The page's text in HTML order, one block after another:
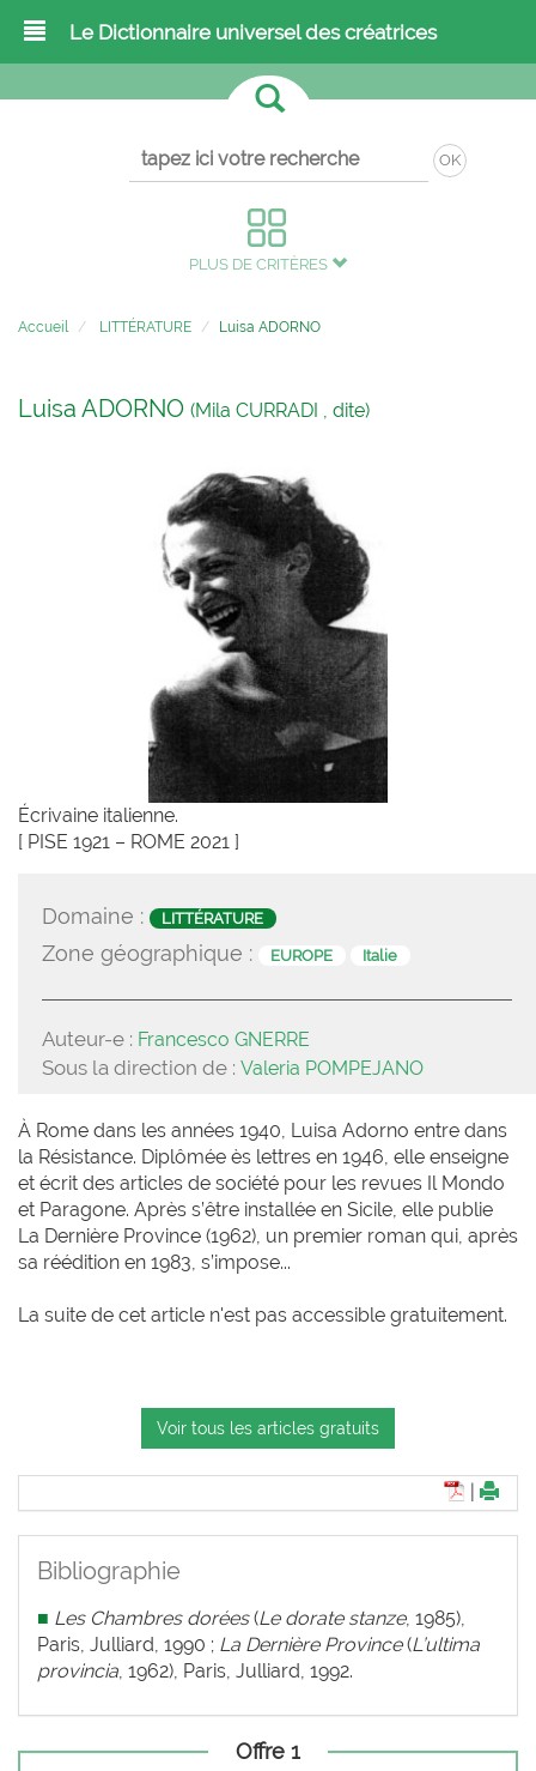
Le Dictionnaire universel des créatrices
OK
PLUS DE CRITÈRES
Accueil LITTÉRATURE Luisa ADORNO
Luisa ADORNO (Mila CURRADI , dite)
Écrivaine italienne.
[ PISE 1921 – ROME 2021 ]
Domaine : LITTÉRATURE
Zone géographique : EUROPE Italie
Auteur-e : Francesco GNERRE
Sous la direction de : Valeria POMPEJANO
À Rome dans les années 1940, Luisa Adorno entre dans
la Résistance. Diplômée ès lettres en 1946, elle enseigne
et écrit des articles de société pour les revues Il Mondo
et Paragone. Après s’être installée en Sicile, elle publie
La Dernière Province (1962), un premier roman qui, après
sa réédition en 1983, s’impose...
La suite de cet article n'est pas accessible gratuitement.
Voir tous les articles gratuits
Bibliographie
■ Les Chambres dorées(Le dorate stanze, 1985),
Paris, Julliard, 1990 ; La Dernière Province(L’ultima
provincia , 1962), Paris, Julliard, 1992.
Offre 1